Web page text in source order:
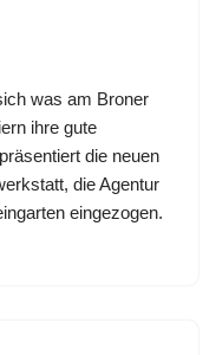
was am Broner
ihre gute
die neuen
die Agentur
eingezogen.